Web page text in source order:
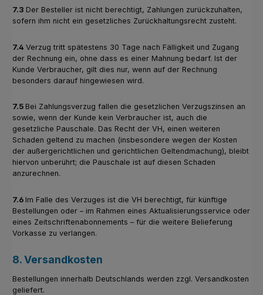
7.3 Der Besteller ist nicht berechtigt, Zahlungen zurückzuhalten,
sofern ihm nicht ein gesetzliches Zurückhaltungsrecht zusteht.
7.4 Verzug tritt spätestens 30 Tage nach Fälligkeit und Zugang
der Rechnung ein, ohne dass es einer Mahnung bedarf. Ist der
Kunde Verbraucher, gilt dies nur, wenn auf der Rechnung
besonders darauf hingewiesen wird.
7.5 Bei Zahlungsverzug fallen die gesetzlichen Verzugszinsen an
sowie, wenn der Kunde kein Verbraucher ist, auch die
gesetzliche Pauschale. Das Recht der VH, einen weiteren
Schaden geltend zu machen (insbesondere wegen der Kosten
der außergerichtlichen und gerichtlichen Geltendmachung), bleibt
hiervon unberührt; die Pauschale ist auf diesen Schaden
anzurechnen.
7.6 Im Falle des Verzuges ist die VH berechtigt, für künftige
Bestellungen oder – im Rahmen eines Aktualisierungsservice oder
eines Zeitschriftenabonnements – für die weitere Belieferung
Vorkasse zu verlangen.
8. Versandkosten
Bestellungen innerhalb Deutschlands werden zzgl. Versandkosten
geliefert.